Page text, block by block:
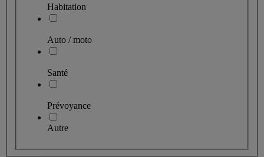
Habitation
Auto / moto
Santé
Prévoyance
Autre